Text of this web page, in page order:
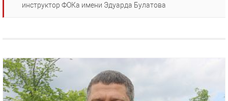
инструктор ФОКа имени Эдуарда Булатова